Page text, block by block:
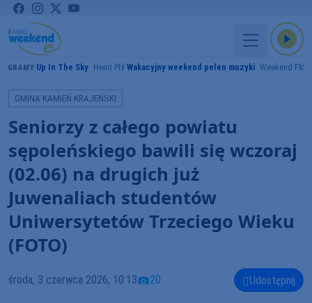
GRAMY Up In The Sky Henri Pfr Wakacyjny weekend pełen muzyki Weekend FM
GMINA KAMIEŃ KRAJEŃSKI
Seniorzy z całego powiatu
sępoleńskiego bawili się wczoraj
(02.06) na drugich już
Juwenaliach studentów
Uniwersytetów Trzeciego Wieku
(FOTO)
środa, 3 czerwca 2026, 10:13 20 Udostępnij